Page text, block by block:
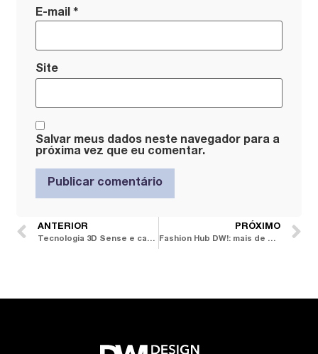
E-mail*
Site
Salvar meus dados neste navegador para a
próxima vez que eu comentar.
ANTERIOR
Tecnologia 3D Sense e categoria Ultrastone, da Eliane, transformam os ambientes em experiências sensoriais
PRÓXIMO
Fashion Hub DW!: mais de 30 nomes da moda brasileira se reúnem em 4 dias de palestras com curadoria da FAAP